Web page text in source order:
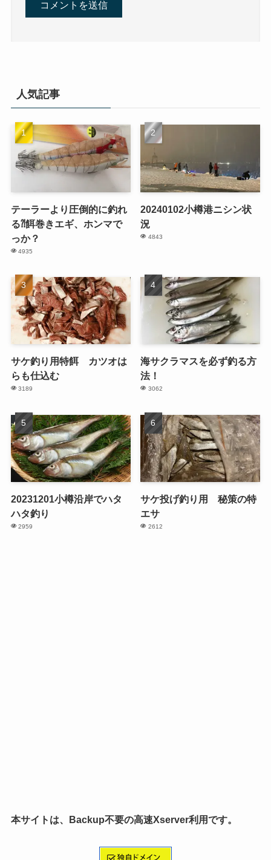
人気記事
テーラーより圧倒的に釣れ
る⁈餌巻きエギ、ホンマで
っか？
4935
20240102小樽港ニシン状
況
4843
サケ釣り用特餌 カツオは
らも仕込む
3189
海サクラマスを必ず釣る方
法！
3062
20231201小樽沿岸でハタ
ハタ釣り
2959
サケ投げ釣り用 秘策の特
エサ
2612
本サイトは、Backup不要の高速Xserver利用です。